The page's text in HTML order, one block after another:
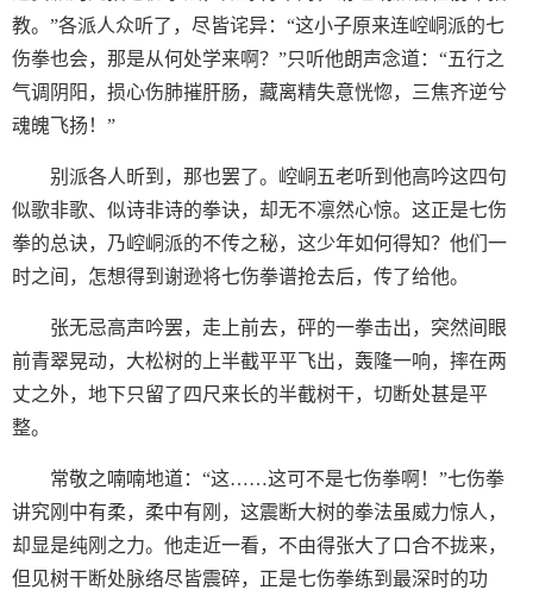
教。”各派人众听了，尽皆诧异：“这小子原来连崆峒派的七
伤拳也会，那是从何处学来啊？”只听他朗声念道：“五行之
气调阴阳，损心伤肺摧肝肠，藏离精失意恍惚，三焦齐逆兮
魂魄飞扬！”
别派各人昕到，那也罢了。崆峒五老听到他高吟这四句
似歌非歌、似诗非诗的拳诀，却无不凛然心惊。这正是七伤
拳的总诀，乃崆峒派的不传之秘，这少年如何得知？他们一
时之间，怎想得到谢逊将七伤拳谱抢去后，传了给他。
张无忌高声吟罢，走上前去，砰的一拳击出，突然间眼
前青翠晃动，大松树的上半截平平飞出，轰隆一响，摔在两
丈之外，地下只留了四尺来长的半截树干，切断处甚是平
整。
常敬之喃喃地道：“这……这可不是七伤拳啊！”七伤拳
讲究刚中有柔，柔中有刚，这震断大树的拳法虽威力惊人，
却显是纯刚之力。他走近一看，不由得张大了口合不拢来，
但见树干断处脉络尽皆震碎，正是七伤拳练到最深时的功